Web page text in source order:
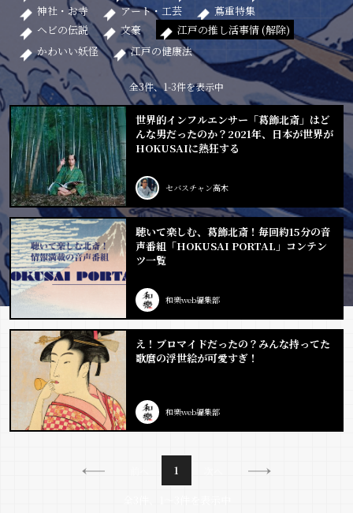
神社・お寺
アート・工芸
蔦重特集
ヘビの伝説
文豪
江戸の推し活事情 (解除)
かわいい妖怪
江戸の健康法
全3件、1-3件を表示中
世界的インフルエンサー「葛飾北斎」はど
んな男だったのか？2021年、日本が世界が
HOKUSAIに熱狂する
セバスチャン高木
聴いて楽しむ、葛飾北斎！毎回約15分の音
声番組「HOKUSAI PORTAL」コンテン
ツ一覧
和樂web編集部
え！ブロマイドだったの？みんな持ってた
歌麿の浮世絵が可愛すぎ！
和樂web編集部
1